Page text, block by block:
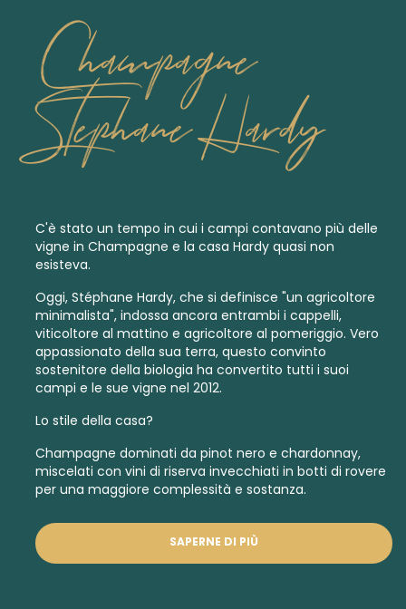
Champagne
Stephane Hardy
C'è stato un tempo in cui i campi contavano più delle
vigne in Champagne e la casa Hardy quasi non
esisteva.
Oggi, Stéphane Hardy, che si definisce "un agricoltore
minimalista", indossa ancora entrambi i cappelli,
viticoltore al mattino e agricoltore al pomeriggio. Vero
appassionato della sua terra, questo convinto
sostenitore della biologia ha convertito tutti i suoi
campi e le sue vigne nel 2012.
Lo stile della casa?
Champagne dominati da pinot nero e chardonnay,
miscelati con vini di riserva invecchiati in botti di rovere
per una maggiore complessità e sostanza.
SAPERNE DI PIÙ